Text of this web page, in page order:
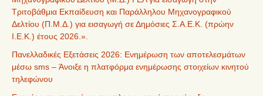
Τριτοβάθμια Εκπαίδευση και Παράλληλου Μηχανογραφικού
Δελτίου (Π.Μ.Δ.) για εισαγωγή σε Δημόσιες Σ.Α.Ε.Κ. (πρώην
Ι.Ε.Κ.) έτους 2026.».
Πανελλαδικές Εξετάσεις 2026: Ενημέρωση των αποτελεσμάτων
μέσω sms – Άνοιξε η πλατφόρμα ενημέρωσης στοιχείων κινητού
τηλεφώνου